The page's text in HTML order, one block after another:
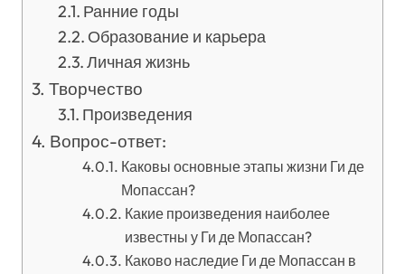
Ранние годы
Образование и карьера
Личная жизнь
Творчество
Произведения
Вопрос-ответ:
Каковы основные этапы жизни Ги де
Мопассан?
Какие произведения наиболее
известны у Ги де Мопассан?
Каково наследие Ги де Мопассан в